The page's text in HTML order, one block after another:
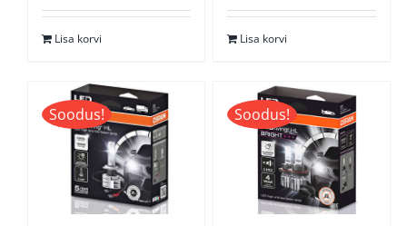
€139,00.€126,00.
Lisa korvi
oli:
€145,00.
is:
Lisa korvi
Soodus! Soodus!